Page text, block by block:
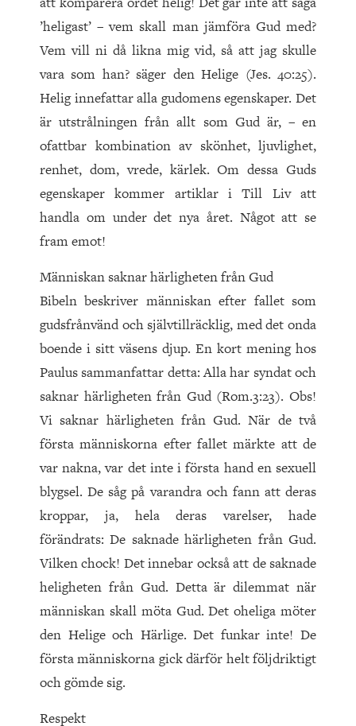
’heligast’ – vem skall man jämföra Gud med?
Vem vill ni då likna mig vid, så att jag skulle
vara som han? säger den Helige (Jes. 40:25).
Helig innefattar alla gudomens egenskaper. Det
är utstrålningen från allt som Gud är, – en
ofattbar kombination av skönhet, ljuvlighet,
renhet, dom, vrede, kärlek. Om dessa Guds
egenskaper kommer artiklar i Till Liv att
handla om under det nya året. Något att se
fram emot!
Människan saknar härligheten från Gud
Bibeln beskriver människan efter fallet som
gudsfrånvänd och självtillräcklig, med det onda
boende i sitt väsens djup. En kort mening hos
Paulus sammanfattar detta: Alla har syndat och
saknar härligheten från Gud (Rom.3:23). Obs!
Vi saknar härligheten från Gud. När de två
första människorna efter fallet märkte att de
var nakna, var det inte i första hand en sexuell
blygsel. De såg på varandra och fann att deras
kroppar, ja, hela deras varelser, hade
förändrats: De saknade härligheten från Gud.
Vilken chock! Det innebar också att de saknade
heligheten från Gud. Detta är dilemmat när
människan skall möta Gud. Det oheliga möter
den Helige och Härlige. Det funkar inte! De
första människorna gick därför helt följdriktigt
och gömde sig.
Respekt